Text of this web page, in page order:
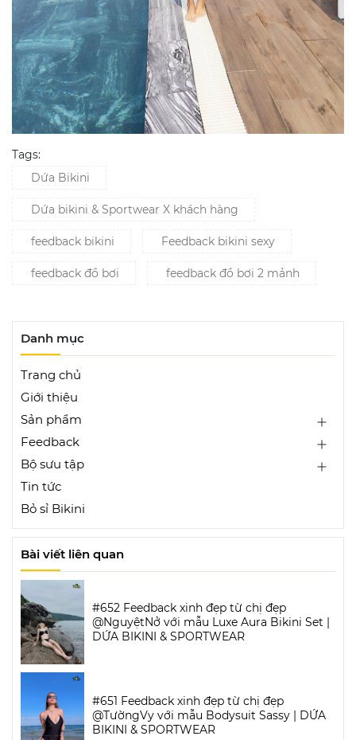
Tags:
Dứa Bikini
Dứa bikini & Sportwear X khách hàng
feedback bikini Feedback bikini sexy
feedback đồ bơi feedback đồ bơi 2 mảnh
Danh mục
Trang chủ
Giới thiệu
Sản phẩm
Feedback
Bộ sưu tập
Tin tức
Bỏ sỉ Bikini
Bài viết liên quan
#652 Feedback xinh đẹp từ chị đẹp
@NguyệtNở với mẫu Luxe Aura Bikini Set |
DỨA BIKINI & SPORTWEAR
#651 Feedback xinh đẹp từ chị đẹp
@TườngVy với mẫu Bodysuit Sassy | DỨA
BIKINI & SPORTWEAR